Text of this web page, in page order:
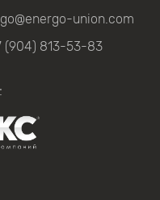
union.com
(904) 813-53-83